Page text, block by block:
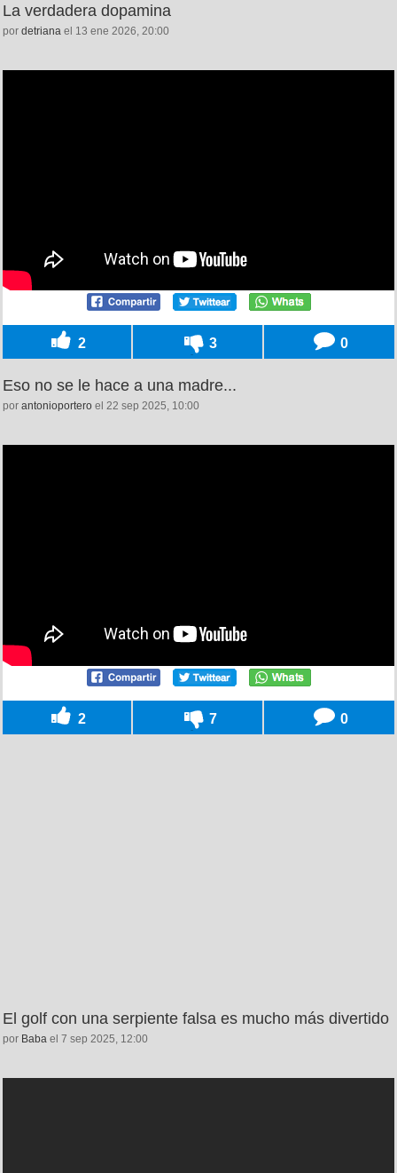
La verdadera dopamina
por detriana el 13 ene 2026, 20:00
2 3 0
Eso no se le hace a una madre...
por antonioportero el 22 sep 2025, 10:00
2 7 0
El golf con una serpiente falsa es mucho más divertido
por Baba el 7 sep 2025, 12:00